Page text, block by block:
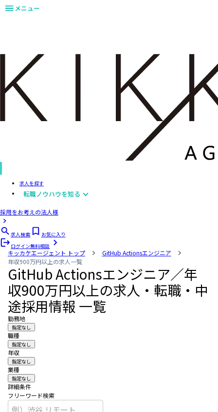
メニュー
求人を探す
転職ノウハウを知る
採用をお考えの法人様
求人検索
お気に入り
ログイン無料相談
キッカケエージェント トップ
GitHub Actionsエンジニア
年収900万円以上の求人一覧
GitHub Actionsエンジニア／年
収900万円以上の求人・転職・中
途採用情報 一覧
勤務地
指定なし
職種
指定なし
年収
指定なし
業種
指定なし
詳細条件
フリーワード検索